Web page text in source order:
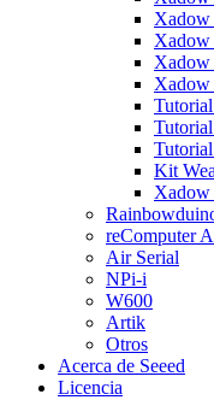
Xadow
Xadow
Xadow
Kit
Xadow
reComputer
Air Serial
NPi-i
W600
Artik
Otros
Acerca de Seeed
Licencia